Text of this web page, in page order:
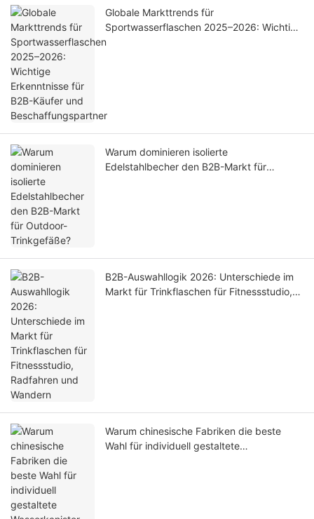
Globale Markttrends für
Sportwasserflaschen 2025–2026: Wichtige
Erkenntnisse für B2B-Käufer und
Warum dominieren isolierte
Edelstahlbecher den B2B-Markt für
B2B-Auswahllogik 2026: Unterschiede im
Markt für Trinkflaschen für Fitnessstudio,
Warum chinesische Fabriken die beste
Wahl für individuell gestaltete